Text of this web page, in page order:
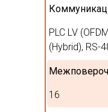
PLC LV
(Hybrid), RS-
16